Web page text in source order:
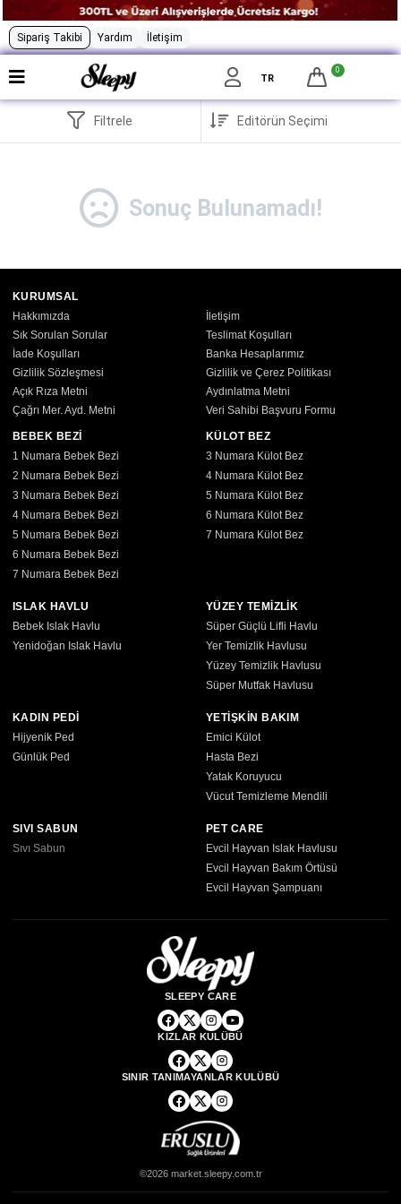
Sipariş Takibi Yardım İletişim
TR
0
Filtrele
Sonuç Bulunamadı!
KURUMSAL
Hakkımızda
İletişim
Sık Sorulan Sorular
Teslimat Koşulları
İade Koşulları
Banka Hesaplarımız
Gizlilik Sözleşmesi
Gizlilik ve Çerez Politikası
Açık Rıza Metni
Aydınlatma Metni
Çağrı Mer. Ayd. Metni
Veri Sahibi Başvuru Formu
BEBEK BEZİ
1 Numara Bebek Bezi
2 Numara Bebek Bezi
3 Numara Bebek Bezi
4 Numara Bebek Bezi
5 Numara Bebek Bezi
6 Numara Bebek Bezi
7 Numara Bebek Bezi
KÜLOT BEZ
3 Numara Külot Bez
4 Numara Külot Bez
5 Numara Külot Bez
6 Numara Külot Bez
7 Numara Külot Bez
ISLAK HAVLU
Bebek Islak Havlu
Yenidoğan Islak Havlu
YÜZEY TEMİZLİK
Süper Güçlü Lifli Havlu
Yer Temizlik Havlusu
Yüzey Temizlik Havlusu
Süper Mutfak Havlusu
KADIN PEDİ
Hijyenik Ped
Günlük Ped
YETİŞKİN BAKIM
Emici Külot
Hasta Bezi
Yatak Koruyucu
Vücut Temizleme Mendili
SIVI SABUN
Sıvı Sabun
PET CARE
Evcil Hayvan Islak Havlusu
Evcil Hayvan Bakım Örtüsü
Evcil Hayvan Şampuanı
SLEEPY CARE
KIZLAR KULÜBÜ
SINIR TANIMAYANLAR KULÜBÜ
©2026 market.sleepy.com.tr